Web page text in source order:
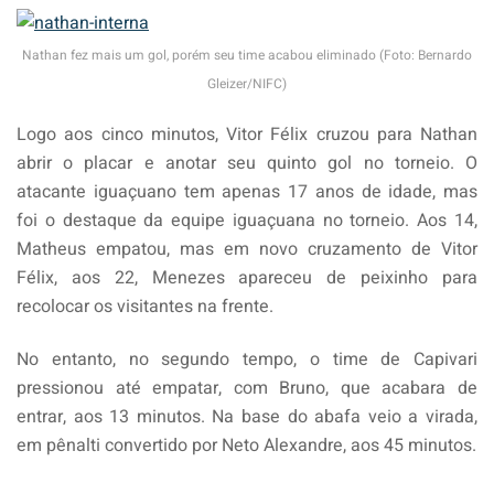
Nathan fez mais um gol, porém seu time acabou eliminado (Foto: Bernardo
Gleizer/NIFC)
Logo aos cinco minutos, Vitor Félix cruzou para Nathan
abrir o placar e anotar seu quinto gol no torneio. O
atacante iguaçuano tem apenas 17 anos de idade, mas
foi o destaque da equipe iguaçuana no torneio. Aos 14,
Matheus empatou, mas em novo cruzamento de Vitor
Félix, aos 22, Menezes apareceu de peixinho para
recolocar os visitantes na frente.
No entanto, no segundo tempo, o time de Capivari
pressionou até empatar, com Bruno, que acabara de
entrar, aos 13 minutos. Na base do abafa veio a virada,
em pênalti convertido por Neto Alexandre, aos 45 minutos.